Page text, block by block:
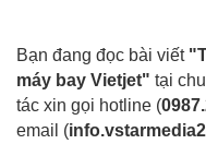
Bạn đang đọc bài viết
máy bay Vietjet" tại
tác xin gọi hotline (
email (